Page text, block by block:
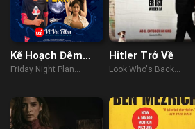
Kế Hoạch Đêm
Thứ Sáu
Friday Night Plan
Hitler Trở Về
Look Who's Back